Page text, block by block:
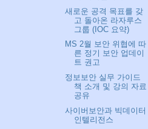
새로운 공격 목표를 갖
고 돌아온 라자루스
그룹 (IOC 요약)
MS 2월 보안 위협에 따
른 정기 보안 업데이
트 권고
정보보안 실무 가이드
책 소개 및 강의 자료
공유
사이버보안과 빅데이터
인텔리전스